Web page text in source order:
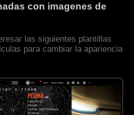
con imagenes de
las siguientes plantillas
para cambiar la apariencia